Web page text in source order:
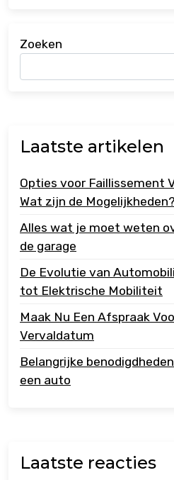
Zoeken
Laatste artikelen
Opties voor Faillissement
Wat zijn de Mogelijkheden?
Alles wat je moet weten
de garage
De Evolutie van
tot Elektrische Mobiliteit
Maak Nu Een Afspraak
Vervaldatum
Belangrijke
een auto
Laatste reacties